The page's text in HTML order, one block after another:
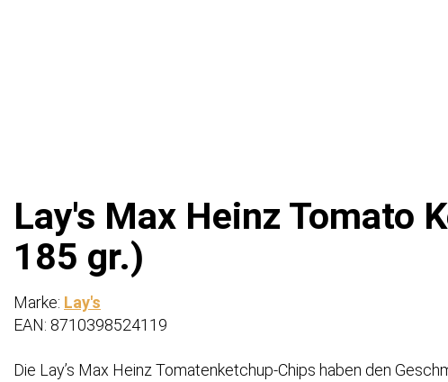
Lay's Max Heinz Tomato
185 gr.)
Marke: Lay's
EAN: 8710398524119
Die Lay’s Max Heinz Tomatenketchup-Chips haben den